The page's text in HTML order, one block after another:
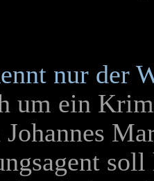
nur der
um ein